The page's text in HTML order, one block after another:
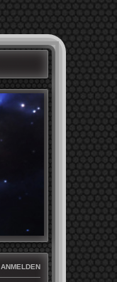
ANMELDEN